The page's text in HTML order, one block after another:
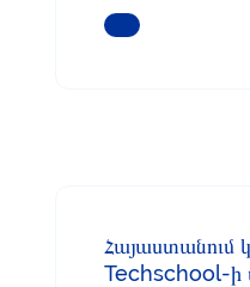
ԿԱՐԴԱՑԵՔ
Հայաստանում
Techschool-ի